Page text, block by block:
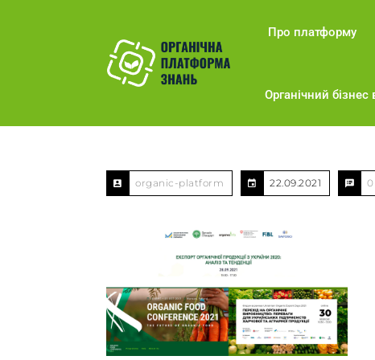
Про платформу
Органічний бізнес
organic-platform 22.09.2021